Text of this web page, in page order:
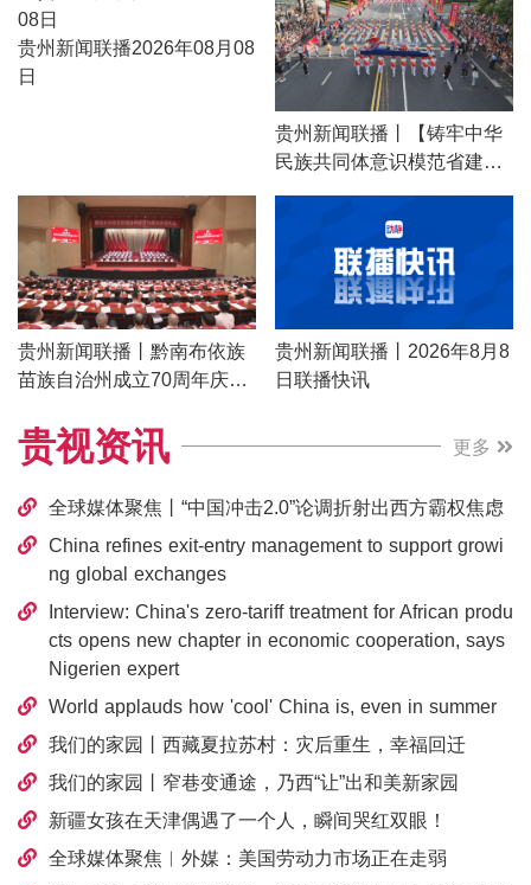
贵州新闻联播2026年08月08
日
贵州新闻联播丨【铸牢中华
民族共同体意识模范省建
民族团结大巡游 感恩奋进七
十载 幸福黔南好花红
贵州新闻联播丨黔南布依族
苗族自治州成立70周年庆祝
会 国务院发来贺电
贵州新闻联播丨2026年8月8
日联播快讯
贵视资讯 更多
全球媒体聚焦丨“中国冲击2.0”论调折射出西方霸权焦虑
China refines exit-entry management to support growi
ng global exchanges
Interview: China's zero-tariff treatment for African produ
cts opens new chapter in economic cooperation, says
Nigerien expert
World applauds how 'cool' China is, even in summer
我们的家园丨西藏夏拉苏村：灾后重生，幸福回迁
我们的家园丨窄巷变通途，乃西“让”出和美新家园
新疆女孩在天津偶遇了一个人，瞬间哭红双眼！
全球媒体聚焦︱外媒：美国劳动力市场正在走弱